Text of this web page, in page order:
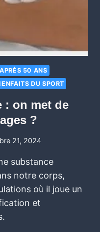
50 ANS
DU SPORT
: on met de
?
21, 2024
substance
notre corps,
où il joue un
et